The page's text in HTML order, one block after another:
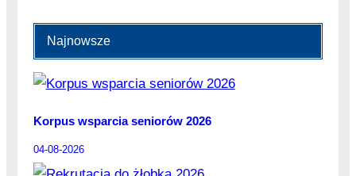
Najnowsze
Korpus wsparcia seniorów 2026
04-08-2026